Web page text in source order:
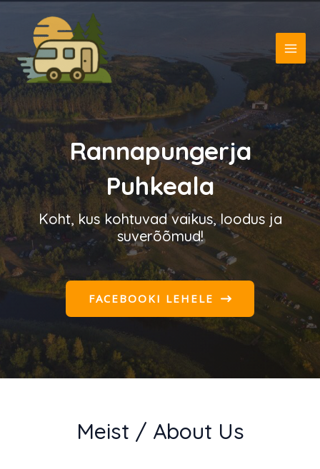
content
Rannapungerja
Puhkeala
Koht, kus kohtuvad vaikus, loodus ja
suverõõmud!
FACEBOOKI LEHELE
Meist / About Us